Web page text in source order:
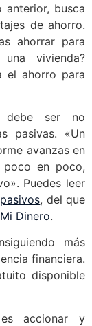
anterior, busca
de ahorro.
ahorrar para
vivienda?
el ahorro para
ser no
pasivas. «Un
avanzas en
poco en poco,
Puedes leer
, del que
Dinero.
más
financiera.
disponible
accionar y